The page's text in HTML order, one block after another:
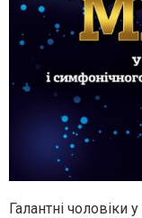
Галантні чоловіки